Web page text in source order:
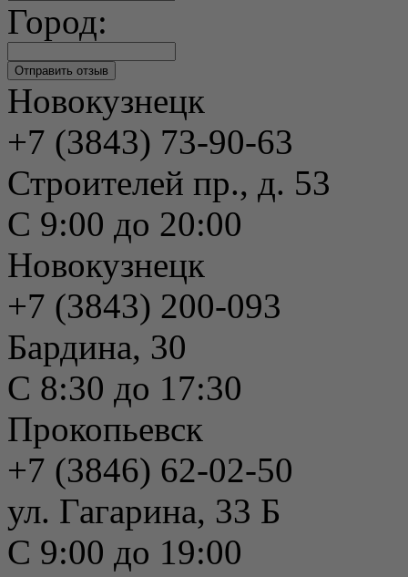
Город:
Новокузнецк
+7 (3843) 73-90-63
Строителей пр., д. 53
С 9:00 до 20:00
Новокузнецк
+7 (3843) 200-093
Бардина, 30
С 8:30 до 17:30
Прокопьевск
+7 (3846) 62-02-50
ул. Гагарина, 33 Б
С 9:00 до 19:00